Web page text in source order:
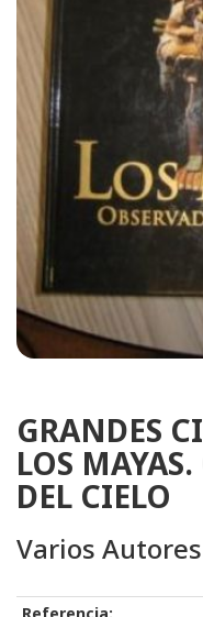
GRANDES
LOS
DEL CIELO
Varios Autores
Referencia: